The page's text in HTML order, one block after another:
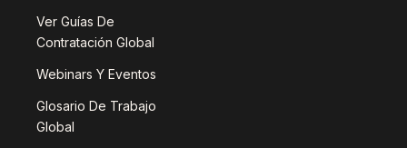
Ver Guías De
Contratación Global
Webinars Y Eventos
Glosario De Trabajo
Global